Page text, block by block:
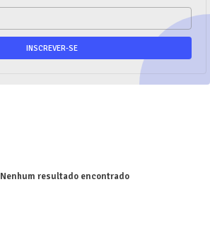
Nenhum resultado encontrado